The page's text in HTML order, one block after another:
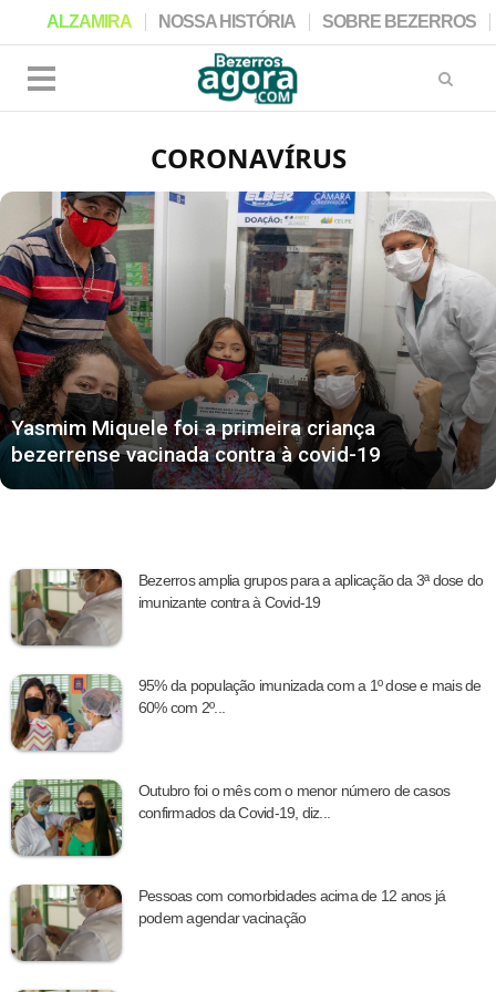
CORONAVÍRUS
Yasmim Miquele foi a primeira criança
bezerrense vacinada contra à covid-19
Bezerros amplia grupos para a aplicação da 3ª dose do
imunizante contra à Covid-19
95% da população imunizada com a 1º dose e mais de
60% com 2º...
Outubro foi o mês com o menor número de casos
confirmados da Covid-19, diz...
Pessoas com comorbidades acima de 12 anos já
podem agendar vacinação
ALZAMIRA NOSSA HISTÓRIA SOBRE BEZERROS